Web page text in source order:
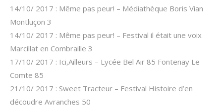
14/10/ 2017 : Même pas peur! – Médiathèque Boris Vian
Montluçon 3
14/10/ 2017 : Même pas peur! – Festival il était une voix
Marcillat en Combraille 3
17/10/ 2017 : Ici,Ailleurs – Lycée Bel Air 85 Fontenay Le
Comte 85
21/10/ 2017 : Sweet Tracteur – Festival Histoire d’en
découdre Avranches 50